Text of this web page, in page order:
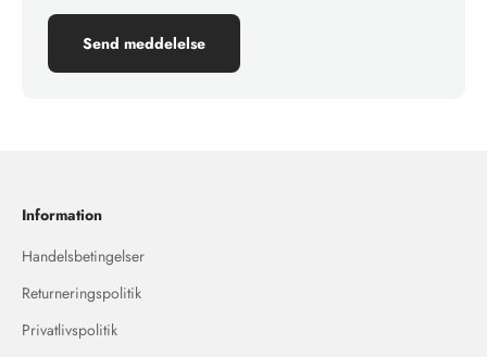
Send meddelelse
Information
Handelsbetingelser
Returneringspolitik
Privatlivspolitik